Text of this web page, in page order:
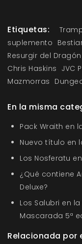
Etiquetas:
suplemento
Resurgir del Dragón
Chris Haskins JVC
Mazmorras
En la misma
Pack Wraith en
Nuevo título en
Los Nosferatu
¿Qué contiene
Deluxe?
Los Salubri en
Mascarada 5ª
Relacionada por